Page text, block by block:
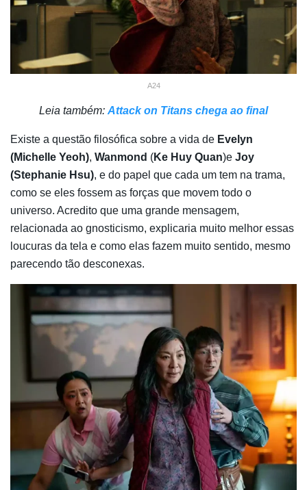
A24
Leia também: Attack on Titans chega ao final
Existe a questão filosófica sobre a vida de Evelyn
(Michelle Yeoh), Wanmond (Ke Huy Quan)e Joy
(Stephanie Hsu), e do papel que cada um tem na trama,
como se eles fossem as forças que movem todo o
universo. Acredito que uma grande mensagem,
relacionada ao gnosticismo, explicaria muito melhor essas
loucuras da tela e como elas fazem muito sentido, mesmo
parecendo tão desconexas.